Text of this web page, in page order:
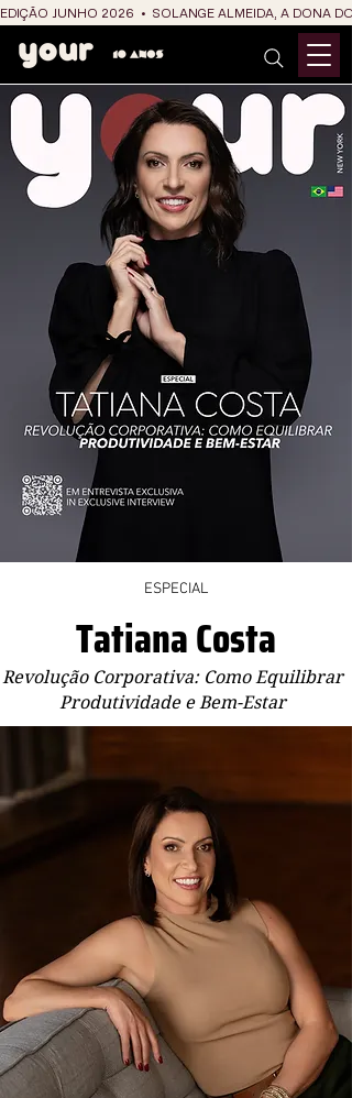
EDIÇÃO JUNHO 2026  •  SOLANGE ALMEIDA, A DONA
ESPECIAL
Tatiana Costa
Revolução Corporativa: Como Equilibrar
Produtividade e Bem-Estar